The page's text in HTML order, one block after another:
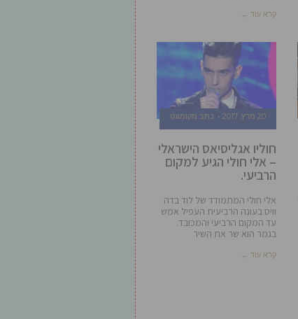
קרא עוד ←
20 מרץ, 2017 כתב מקומונט
חוליו אגליסיאס הישראלי
– אלי חולי הגיע למקום
הרביעי.
אלי חולי המתמודד של לוד בדה
וויס בעונה הרביעית העפיל אמש
עד המקום הרביעי והמכובד.
בגמר הוא שר את השיר
קרא עוד ←